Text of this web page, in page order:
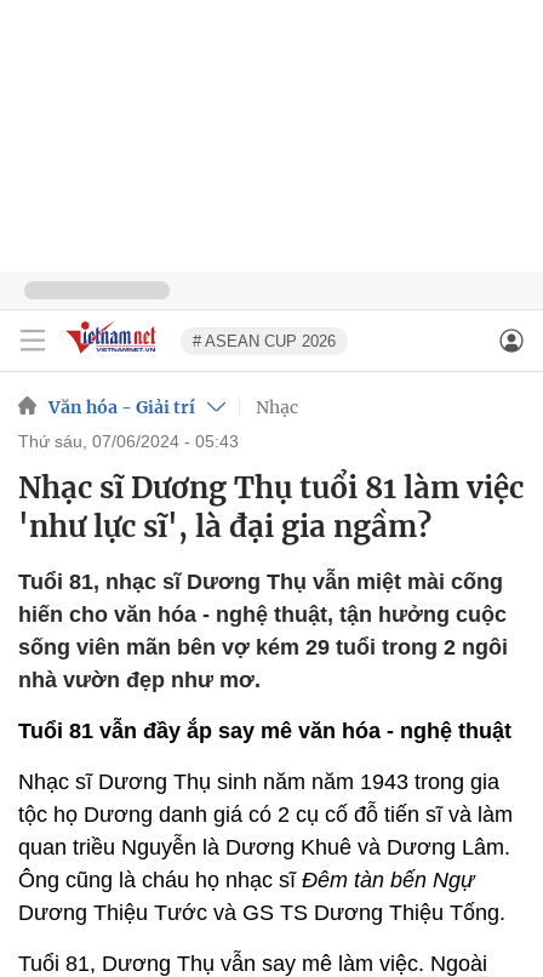
# ASEAN CUP 2026
Văn hóa - Giải trí Nhạc
thứ sáu, 07/06/2024 - 05:43
Nhạc sĩ Dương Thụ tuổi 81 làm việc
'như lực sĩ', là đại gia ngầm?
Tuổi 81, nhạc sĩ Dương Thụ vẫn miệt mài cống
hiến cho văn hóa - nghệ thuật, tận hưởng cuộc
sống viên mãn bên vợ kém 29 tuổi trong 2 ngôi
nhà vườn đẹp như mơ.
Tuổi 81 vẫn đầy ắp say mê văn hóa - nghệ thuật
Nhạc sĩ Dương Thụ sinh năm năm 1943 trong gia
tộc họ Dương danh giá có 2 cụ cố đỗ tiến sĩ và làm
quan triều Nguyễn là Dương Khuê và Dương Lâm.
Ông cũng là cháu họ nhạc sĩ Đêm tàn bến Ngự
Dương Thiệu Tước và GS TS Dương Thiệu Tống.
Tuổi 81, Dương Thụ vẫn say mê làm việc. Ngoài